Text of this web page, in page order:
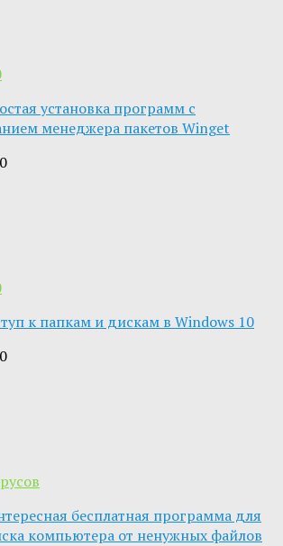
установка программ с
менеджера пакетов Winget
к папкам и дискам в Windows 10
бесплатная программа для
компьютера от ненужных файлов